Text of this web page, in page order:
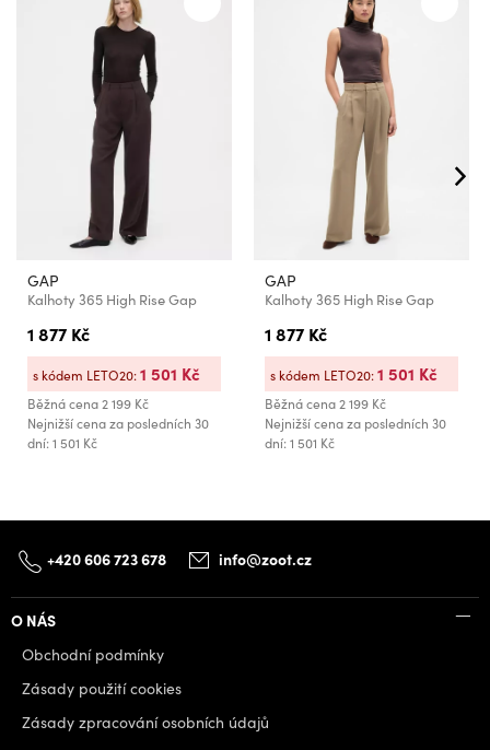
GAP
Kalhoty 365 High Rise Gap
1 877 Kč
Běžná cena2 199 Kč
Nejnižší cena za posledních 30
dní: 1 501 Kč
s kódem LETO20:1 501 Kč
GAP
Kalhoty 365 High Rise Gap
1 877 Kč
Běžná cena2 199 Kč
Nejnižší cena za posledních 30
dní: 1 501 Kč
s kódem LETO20:1 501 Kč
+420 606 723 678 info@zoot.cz
O NÁS
Obchodní podmínky
Zásady použití cookies
Zásady zpracování osobních údajů